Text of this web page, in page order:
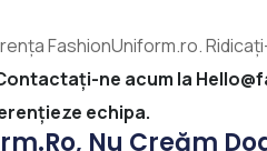
FashionUniform.ro.
ne acum la
echipa.
Nu Creăm